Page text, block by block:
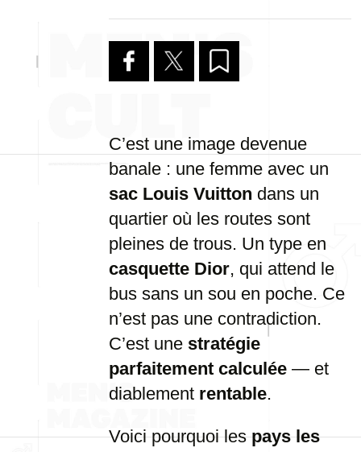
C’est une image devenue
banale : une femme avec un
sac Louis Vuitton dans un
quartier où les routes sont
pleines de trous. Un type en
casquette Dior, qui attend le
bus sans un sou en poche. Ce
n’est pas une contradiction.
C’est une stratégie
parfaitement calculée — et
diablement rentable.
Voici pourquoi lespays les